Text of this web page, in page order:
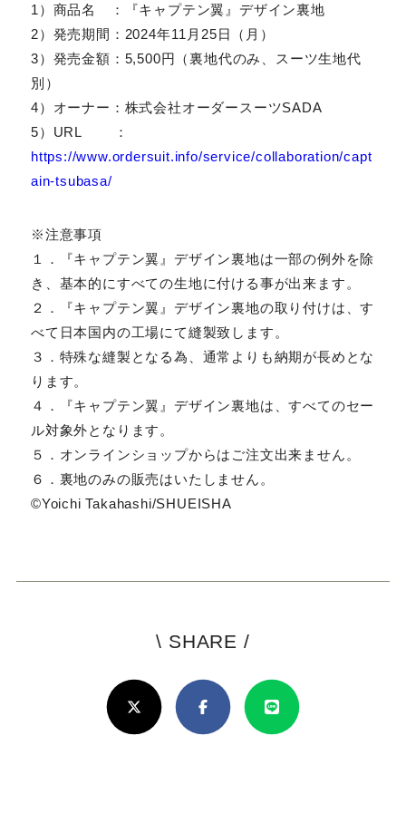
1）商品名 ：『キャプテン翼』デザイン裏地
2）発売期間：2024年11月25日（月）
3）発売金額：5,500円（裏地代のみ、スーツ生地代
別）
4）オーナー：株式会社オーダースーツSADA
5）URL ：
https://www.ordersuit.info/service/collaboration/capt
ain-tsubasa/
※注意事項
１．『キャプテン翼』デザイン裏地は一部の例外を除
き、基本的にすべての生地に付ける事が出来ます。
２．『キャプテン翼』デザイン裏地の取り付けは、す
べて日本国内の工場にて縫製致します。
３．特殊な縫製となる為、通常よりも納期が長めとな
ります。
４．『キャプテン翼』デザイン裏地は、すべてのセー
ル対象外となります。
５．オンラインショップからはご注文出来ません。
６．裏地のみの販売はいたしません。
©Yoichi Takahashi/SHUEISHA
\ SHARE /
ろ
し
け
X(Twitter)FacebookLine